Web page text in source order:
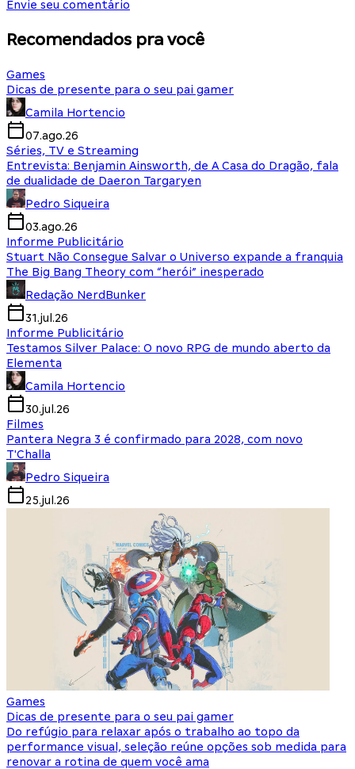
Envie seu comentário
Recomendados pra você
Games
Dicas de presente para o seu pai gamer
Camila Hortencio
07.ago.26
Séries, TV e Streaming
Entrevista: Benjamin Ainsworth, de A Casa do Dragão, fala
de dualidade de Daeron Targaryen
Pedro Siqueira
03.ago.26
Informe Publicitário
Stuart Não Consegue Salvar o Universo expande a franquia
The Big Bang Theory com “herói” inesperado
Redação NerdBunker
31.jul.26
Informe Publicitário
Testamos Silver Palace: O novo RPG de mundo aberto da
Elementa
Camila Hortencio
30.jul.26
Filmes
Pantera Negra 3 é confirmado para 2028, com novo
T'Challa
Pedro Siqueira
25.jul.26
Games
Dicas de presente para o seu pai gamer
Do refúgio para relaxar após o trabalho ao topo da
performance visual, seleção reúne opções sob medida para
renovar a rotina de quem você ama